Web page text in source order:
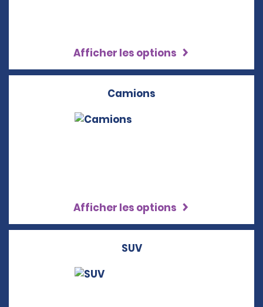
Afficher les options
Camions
Afficher les options
SUV